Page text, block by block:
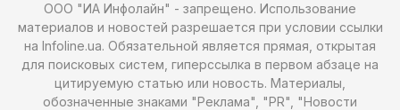
ООО "ИА Инфолайн" - запрещено. Использование
материалов и новостей разрешается при условии ссылки
на Infoline.ua. Обязательной является прямая, открытая
для поисковых систем, гиперссылка в первом абзаце на
цитируемую статью или новость. Материалы,
обозначенные знаками "Реклама", "PR", "Новости